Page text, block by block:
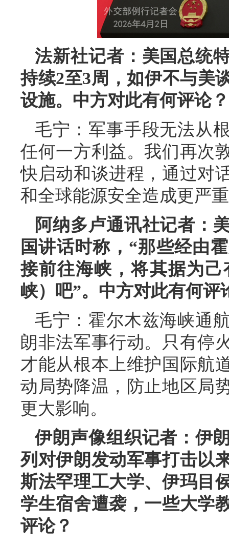
法新社记者：美国总统
持续2至3周，如伊不与美
设施。中方对此有何评论？
毛宁：军事手段无法从
任何一方利益。我们再次
快启动和谈进程，通过对
和全球能源安全造成更严
阿纳多卢通讯社记者：
国讲话时称，“那些经由
接前往海峡，将其据为
峡）吧”。中方对此有何评
毛宁：霍尔木兹海峡通
朗非法军事行动。只有停
才能从根本上维护国际航
动局势降温，防止地区局
更大影响。
伊朗声像组织记者：伊
列对伊朗发动军事打击以
斯法罕理工大学、伊玛目
学生宿舍遭袭，一些大学
评论？